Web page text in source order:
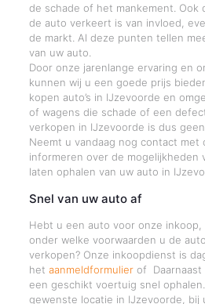
de schade of het mankement. Ook
de auto verkeert is van invloed,
de markt. Al deze punten tellen
van uw auto.
Door onze jarenlange ervaring en
kunnen wij u een goede prijs
kopen auto’s in IJzevoorde en
of wagens die schade of een
verkopen in IJzevoorde is dus
Neemt u vandaag nog contact met
informeren over de mogelijkheden
laten ophalen van uw auto in
Snel van uw auto af
Hebt u een auto voor onze
onder welke voorwaarden u de
verkopen? Onze inkoopdienst is
het aanmeldformulierof Daarnaast
een geschikt voertuig snel
gewenste locatie in IJzevoorde, bij